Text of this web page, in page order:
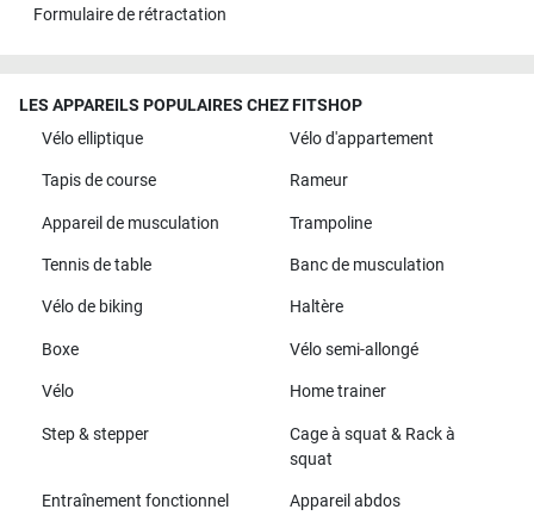
Formulaire de rétractation
LES APPAREILS POPULAIRES CHEZ FITSHOP
Vélo elliptique
Vélo d'appartement
Tapis de course Rameur
Appareil de musculation Trampoline
Tennis de table Banc de musculation
Vélo de biking Haltère
Boxe Vélo semi-allongé
Vélo Home trainer
Step & stepper
Cage à squat & Rack à
squat
Entraînement fonctionnel Appareil abdos